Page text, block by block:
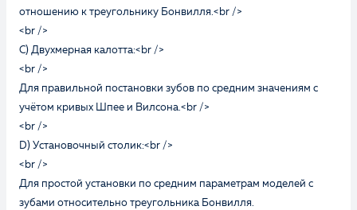
отношению к треугольнику Бонвилля.<br />
<br />
C) Двухмерная калотта:<br />
<br />
Для правильной постановки зубов по средним значениям с
учётом кривых Шпее и Вилсона.<br />
<br />
D) Установочный столик:<br />
<br />
Для простой установки по средним параметрам моделей с
зубами относительно треугольника Бонвилля.